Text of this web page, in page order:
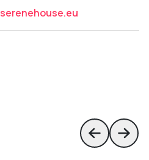
serenehouse.eu
Skip toSkip